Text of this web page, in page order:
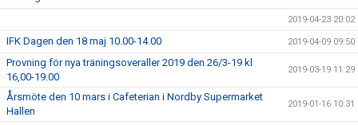
2019-04-23 20:02
IFK Dagen den 18 maj 10.00-14.00 2019-04-09 09:50
Provning för nya träningsoveraller 2019 den 26/3-19 kl
16,00-19.00
2019-03-19 11:29
Årsmöte den 10 mars i Cafeterian i Nordby Supermarket
Hallen
2019-01-16 10:31